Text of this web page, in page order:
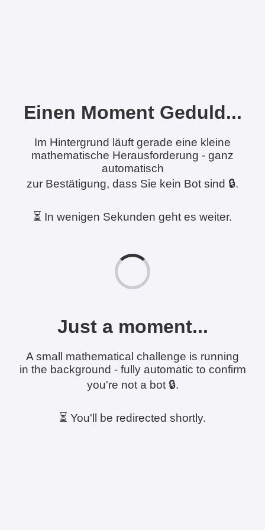
Einen Moment Geduld...
Im Hintergrund läuft gerade eine kleine
mathematische Herausforderung - ganz
automatisch
zur Bestätigung, dass Sie kein Bot sind 🔒.
⏳ In wenigen Sekunden geht es weiter.
Just a moment...
A small mathematical challenge is running
in the background - fully automatic to confirm
you're not a bot 🔒.
⏳ You'll be redirected shortly.